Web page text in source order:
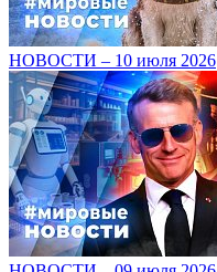
НОВОСТИ – 10 июля 2026